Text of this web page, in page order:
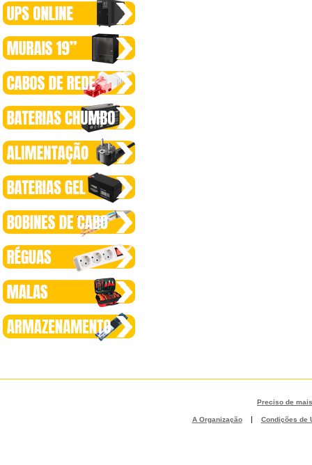
Preciso de
A Organização | Condições de